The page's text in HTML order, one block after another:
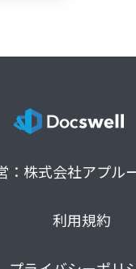
：株式会社アプル
利用規約